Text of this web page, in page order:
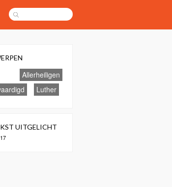
Allerheiligen
Luther
UITGELICHT